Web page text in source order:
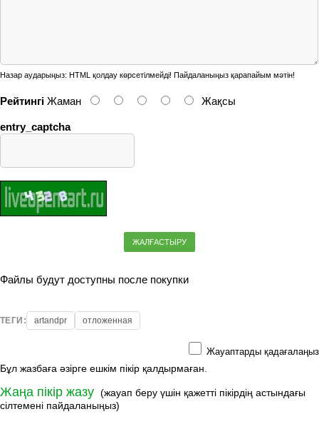
Назар аударыңыз: HTML қолдау көрсетілмейді! Пайдаланыңыз қарапайым мәтін!
Рейтингі Жаман Жақсы
entry_captcha
ЖАЛҒАСТЫРУ
Файлы будут доступны после покупки
ТЕГИ: artandpr отложенная
Жауаптарды қадағалаңыз
Бұл жазбаға әзірге ешкім пікір қалдырмаған.
Жаңа пікір жазу (жауап беру үшін қажетті пікірдің астындағы
сілтемені пайдаланыңыз)